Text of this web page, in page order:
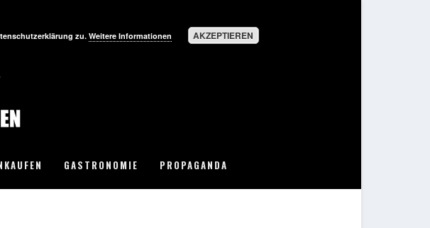
GASTRONOMIE PROPAGANDA
zu. Weitere Informationen AKZEPTIEREN